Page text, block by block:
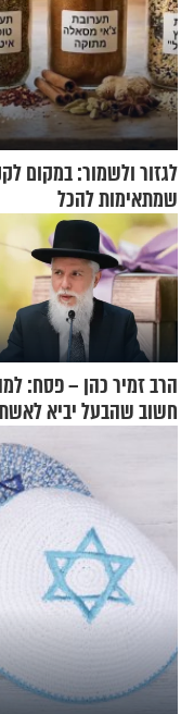
שמתאימות להכל
הרב זמיר כהן – פסח:
חשוב שהבעל יביא